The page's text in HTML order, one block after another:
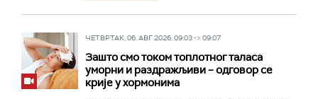
ЧЕТВРТАК, 06. АВГ 2026, 09:03 -> 09:07
Зашто смо током топлотног таласа
уморни и раздражљиви – одговор се
крије у хормонима